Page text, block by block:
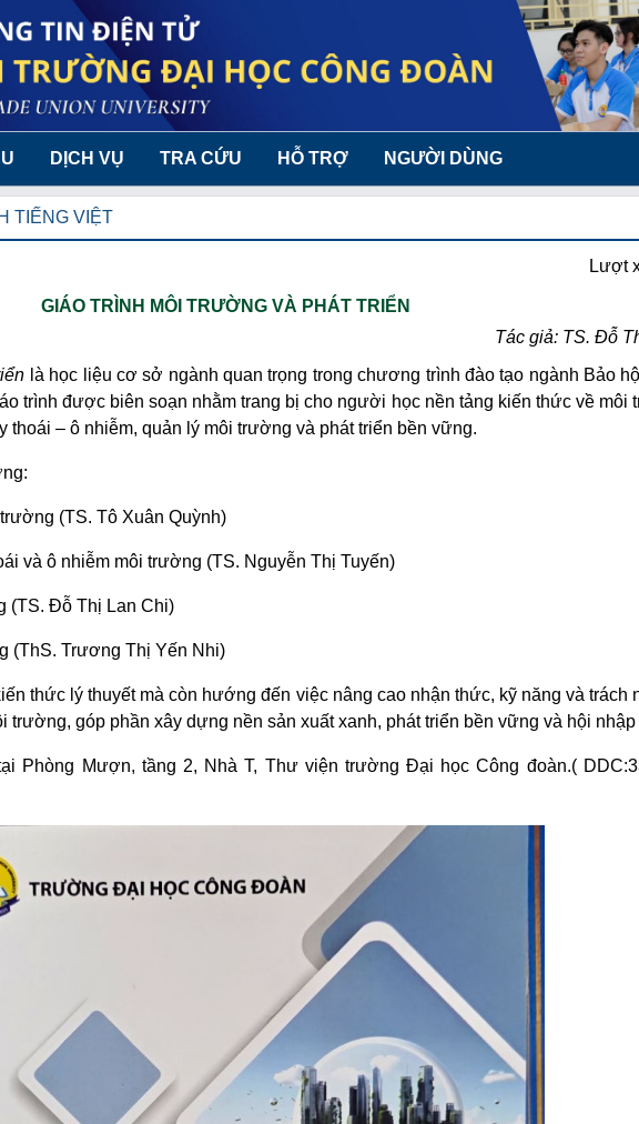
DỊCH VỤ TRA CỨU HỖ TRỢ NGƯỜI DÙNG
TIẾNG VIỆT
Lượt
GIÁO TRÌNH MÔI TRƯỜNG VÀ PHÁT TRIỂN
Tác giả: TS. Đỗ
là học liệu cơ sở ngành quan trọng trong chương trình đào tạo ngành Bảo
trình được biên soạn nhằm trang bị cho người học nền tảng kiến thức về môi
thoái – ô nhiễm, quản lý môi trường và phát triển bền vững.
(TS. Tô Xuân Quỳnh)
và ô nhiễm môi trường (TS. Nguyễn Thị Tuyến)
Đỗ Thị Lan Chi)
Trương Thị Yến Nhi)
thức lý thuyết mà còn hướng đến việc nâng cao nhận thức, kỹ năng và trách
trường, góp phần xây dựng nền sản xuất xanh, phát triển bền vững và hội nhập
Mượn, tầng 2, Nhà T, Thư viện trường Đại học Công đoàn.(